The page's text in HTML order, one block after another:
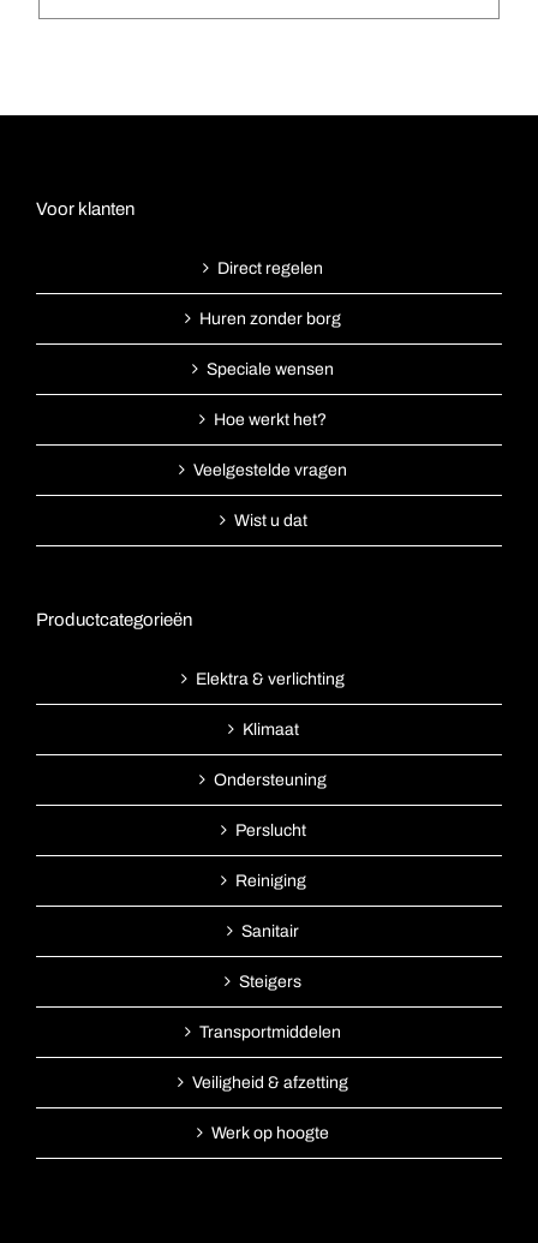
Voor klanten
Direct regelen
Huren zonder borg
Speciale wensen
Hoe werkt het?
Veelgestelde vragen
Wist u dat
Productcategorieën
Elektra & verlichting
Klimaat
Ondersteuning
Perslucht
Reiniging
Sanitair
Steigers
Transportmiddelen
Veiligheid & afzetting
Werk op hoogte